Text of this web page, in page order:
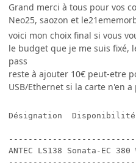
Grand merci à tous pour vos
Neo25, saozon et
voici mon choix final si vous
le budget que je me suis fixé,
pass
reste à ajouter 10€ peut-etre
USB/Ethernet si la carte n'en a
Désignation
ANTEC LS138 Sonata-